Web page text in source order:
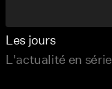
Les jours
L'actualité en série